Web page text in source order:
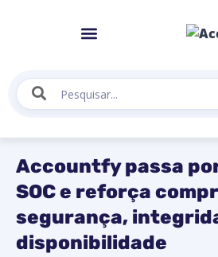
Accountfy passa
SOC e reforça
segurança,
disponibilidade